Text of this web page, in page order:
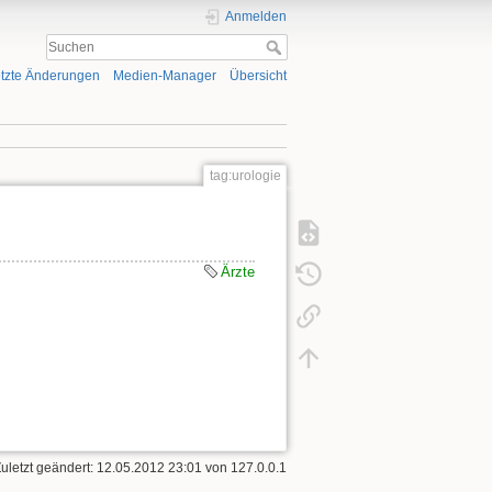
Anmelden
Änderungen Medien-Manager Übersicht
tag:urologie
Ärzte
geändert: 12.05.2012 23:01 von 127.0.0.1